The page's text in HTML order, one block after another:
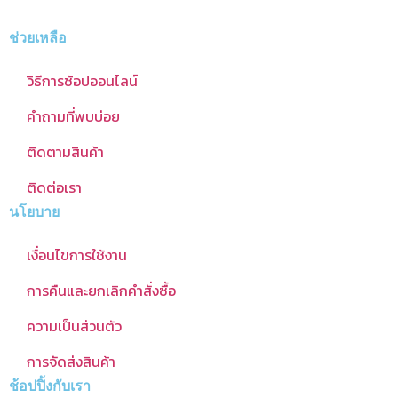
ช่วยเหลือ
วิธีการช้อปออนไลน์
คำถามที่พบบ่อย
ติดตามสินค้า
ติดต่อเรา
นโยบาย
เงื่อนไขการใช้งาน
การคืนและยกเลิกคำสั่งซื้อ
ความเป็นส่วนตัว
การจัดส่งสินค้า
ช้อปปิ้งกับเรา